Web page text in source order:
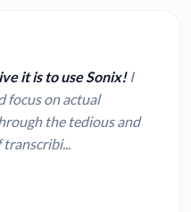
it is to use Sonix!I
focus on actual
the tedious and
transcribi...